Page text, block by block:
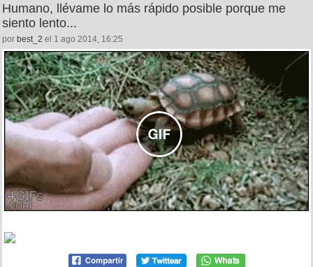
Humano, llévame lo más rápido posible porque me
siento lento...
por best_2 el 1 ago 2014, 16:25